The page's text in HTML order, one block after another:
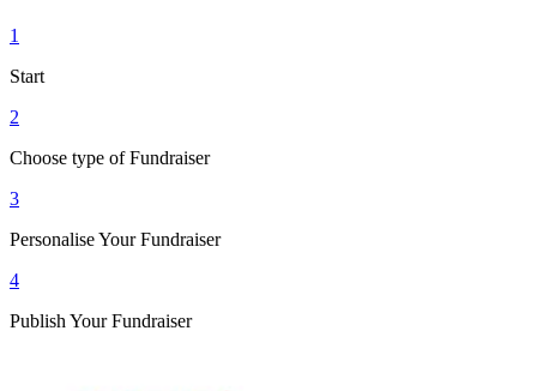
1
Start
2
Choose type of Fundraiser
3
Personalise Your Fundraiser
4
Publish Your Fundraiser